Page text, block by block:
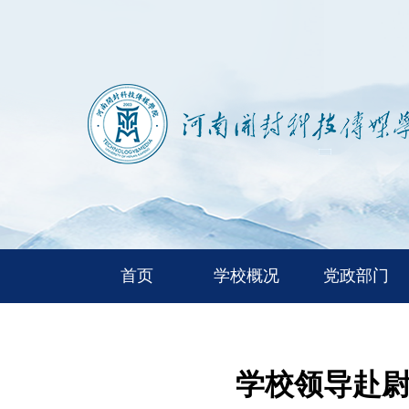
首页 学校概况 党政部门
学校领导赴